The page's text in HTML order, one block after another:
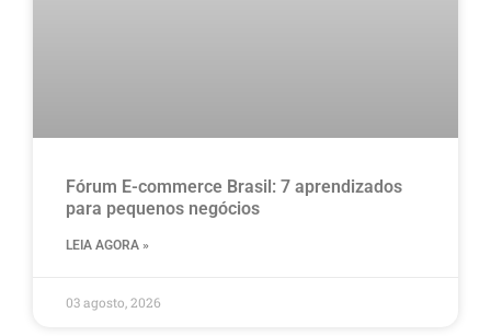
Fórum E-commerce Brasil: 7 aprendizados
para pequenos negócios
LEIA AGORA »
03 agosto, 2026